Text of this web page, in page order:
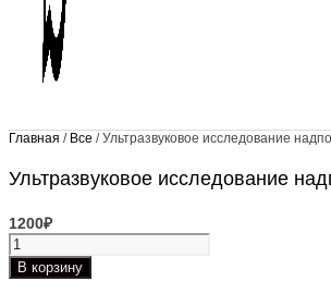
Главная / Все / Ультразвуковое исследование
Ультразвуковое исследование
1200₽
Количество
товара
Ультразвуковое
В корзину